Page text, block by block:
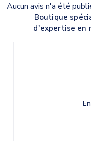
Aucun avis n'a été
Boutique
d'expertise en